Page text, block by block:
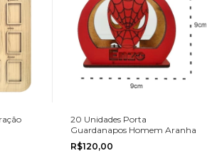
20 Unidades Porta
Guardanapos Homem Aranha
R$120,00